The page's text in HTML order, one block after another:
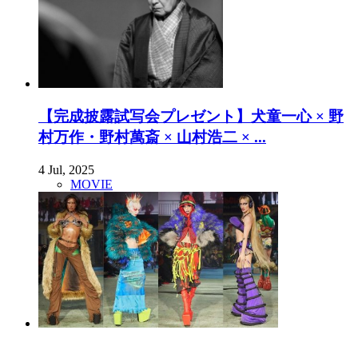
【完成披露試写会プレゼント】犬童一心 × 野
村万作・野村萬斎 × 山村浩二 × ...
4 Jul, 2025
MOVIE